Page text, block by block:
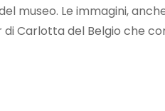
museo. Le immagini,
Carlotta del Belgio che